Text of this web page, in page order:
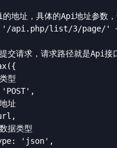
址，具体的Api地址参数，
list/3/page/' +
求，请求路径就是Api接
类型
'json',